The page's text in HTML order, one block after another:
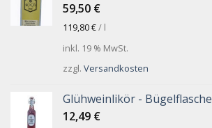
59,50 €
119,80€/ l
inkl. 19 % MwSt.
zzgl. Versandkosten
Glühweinlikör - Bügelflasche
12,49 €